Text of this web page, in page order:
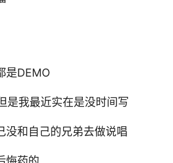
是DEMO
是我最近实在是没时间写
没和自己的兄弟去做说唱